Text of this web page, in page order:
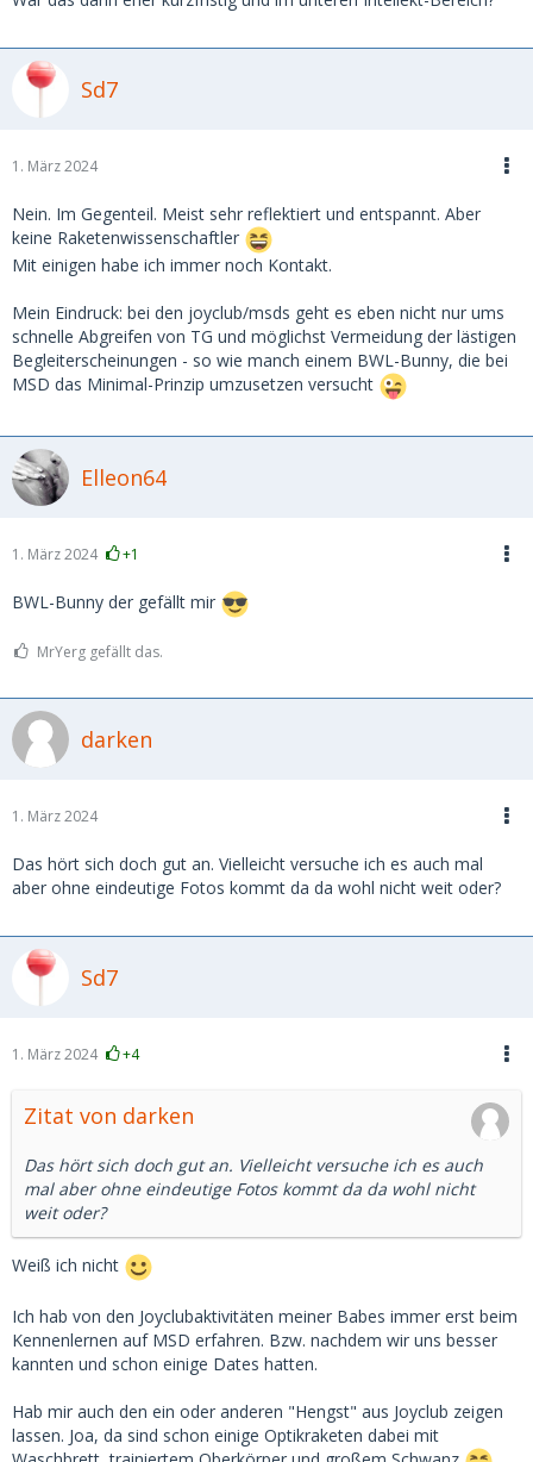
Sd7
1. März 2024
Nein. Im Gegenteil. Meist sehr reflektiert und entspannt. Aber
keine Raketenwissenschaftler
Mit einigen habe ich immer noch Kontakt.
Mein Eindruck: bei den joyclub/msds geht es eben nicht nur ums
schnelle Abgreifen von TG und möglichst Vermeidung der lästigen
Begleiterscheinungen - so wie manch einem BWL-Bunny, die bei
MSD das Minimal-Prinzip umzusetzen versucht
Elleon64
1. März 2024 +1
BWL-Bunny der gefällt mir
MrYerg gefällt das.
darken
1. März 2024
Das hört sich doch gut an. Vielleicht versuche ich es auch mal
aber ohne eindeutige Fotos kommt da da wohl nicht weit oder?
Sd7
1. März 2024 +4
Zitat von darken
Das hört sich doch gut an. Vielleicht versuche ich es auch
mal aber ohne eindeutige Fotos kommt da da wohl nicht
weit oder?
Weiß ich nicht
Ich hab von den Joyclubaktivitäten meiner Babes immer erst beim
Kennenlernen auf MSD erfahren. Bzw. nachdem wir uns besser
kannten und schon einige Dates hatten.
Hab mir auch den ein oder anderen "Hengst" aus Joyclub zeigen
lassen. Joa, da sind schon einige Optikraketen dabei mit